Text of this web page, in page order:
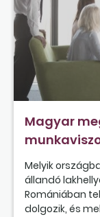
Magyar
Melyik
állandó
Romániában
dolgozik, és